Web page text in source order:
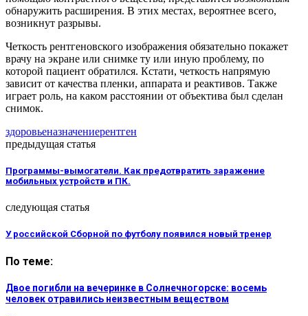
обнаружить расширения. В этих местах, вероятнее всего,
возникнут разрывы.
Четкость рентгеновского изображения обязательно покажет
врачу на экране или снимке ту или иную проблему, по
которой пациент обратился. Кстати, четкость напрямую
зависит от качества пленки, аппарата и реактивов. Также
играет роль, на каком расстоянии от объектива был сделан
снимок.
здоровьеназначениерентген
предыдущая статья
Программы-вымогатели. Как предотвратить заражение
мобильных устройств и ПК.
следующая статья
У российской Сборной по футболу появился новый тренер
По теме:
Двое погибли на вечеринке в Солнечногорске: восемь
человек отравились неизвестным веществом